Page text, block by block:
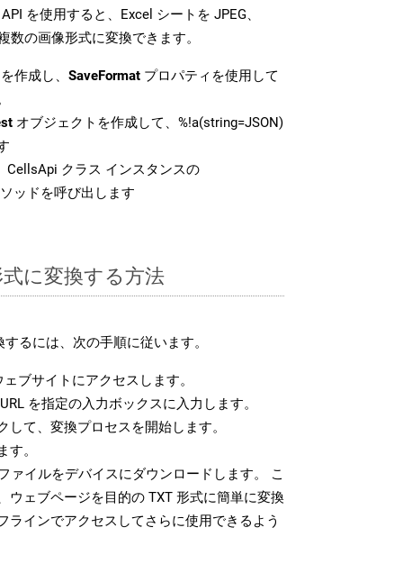
を使用すると、Excel シートを JPEG、
数の画像形式に変換できます。
作成し、 SaveFormat プロパティを使用して
オブジェクトを作成して、%!a(string=JSON)
CellsApi クラス インスタンスの
ソッドを呼び出します
に変換する方法
るには、次の手順に従います。
ェブサイトにアクセスします。
を指定の入力ボックスに入力します。
して、変換プロセスを開始します。
。
ァイルをデバイスにダウンロードします。 こ
ウェブページを目的の TXT 形式に簡単に変換
ラインでアクセスしてさらに使用できるよう